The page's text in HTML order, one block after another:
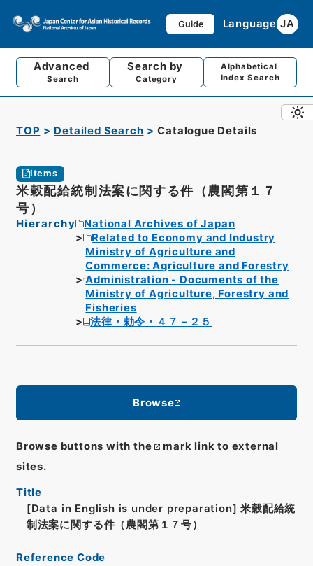
Guide Language JA
Advanced
Search
Search by
Category
Alphabetical
Index Search
TOP Detailed Search Catalogue Details
Items
米穀配給統制法案に関する件（農閣第１７
号）
Hierarchy
National Archives of Japan
Related to Economy and Industry
Ministry of Agriculture and
Commerce: Agriculture and Forestry
Administration - Documents of the
Ministry of Agriculture, Forestry and
Fisheries
法律・勅令・４７－２５
Browse
Browse buttons with the
mark link to external
sites.
Title
[Data in English is under preparation] 米穀配給統
制法案に関する件（農閣第１７号）
Reference Code